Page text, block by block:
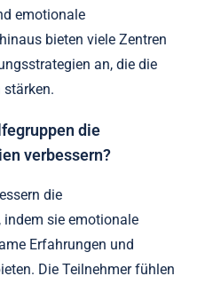
emotionale
bieten viele Zentren
an, die die
stärken.
die
verbessern?
die
sie emotionale
Erfahrungen und
Die Teilnehmer fühlen